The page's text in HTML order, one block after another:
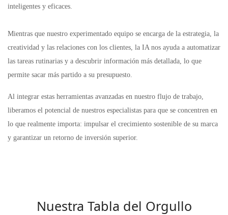
inteligentes y eficaces.
Mientras que nuestro experimentado equipo se encarga de la estrategia, la
creatividad y las relaciones con los clientes, la IA nos ayuda a automatizar
las tareas rutinarias y a descubrir información más detallada, lo que
permite sacar más partido a su presupuesto.
Al integrar estas herramientas avanzadas en nuestro flujo de trabajo,
liberamos el potencial de nuestros especialistas para que se concentren en
lo que realmente importa: impulsar el crecimiento sostenible de su marca
y garantizar un retorno de inversión superior.
Nuestra Tabla del Orgullo